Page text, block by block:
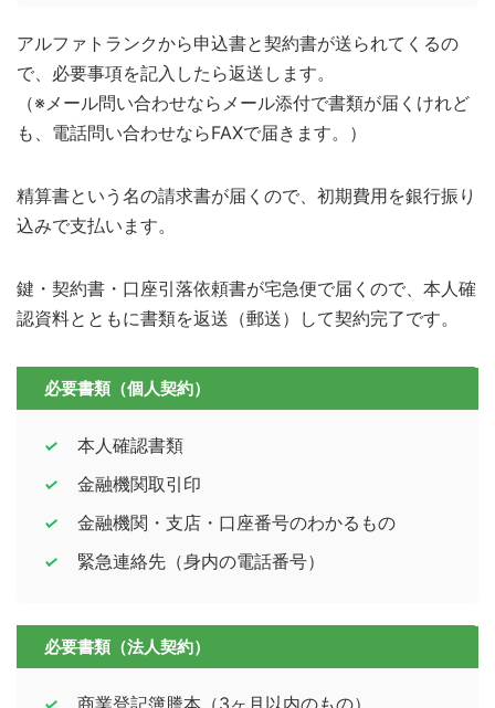
アルファトランクから申込書と契約書が送られてくるの
で、必要事項を記入したら返送します。
（※メール問い合わせならメール添付で書類が届くけれど
も、電話問い合わせならFAXで届きます。）
精算書という名の請求書が届くので、初期費用を銀行振り
込みで支払います。
鍵・契約書・口座引落依頼書が宅急便で届くので、本人確
認資料とともに書類を返送（郵送）して契約完了です。
必要書類（個人契約）
本人確認書類
金融機関取引印
金融機関・支店・口座番号のわかるもの
緊急連絡先（身内の電話番号）
必要書類（法人契約）